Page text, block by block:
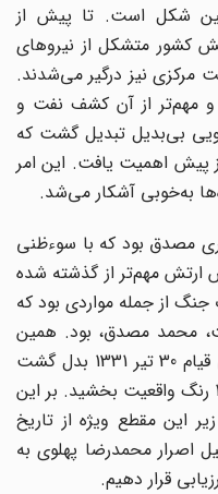
شکل است. تا پیش از
کشور متشکل از نیروهای
مرکزی نیز درگیر می‌شدند.
مهم‌تر از آن کشف نفت و
بی‌بدیل تبدیل گشت که
اهمیت یافت. این امر
به‌خوبی آشکار می‌شد.
مصدق بود که با سوءظنی
مهم‌تر از گذشته شده
از جمله مواردی بود که
محمد مصدق، بود. همین
وزارت جنگ بود که به موضوع اصلی قیام 30 تیر 1331 بدل گشت
به کودتای 28 مرداد 1332 رنگ واقعیت بخشید. بر این
مقطع ویژه از تاریخ
اصرار محمدرضا پهلوی به
قرار دهیم.